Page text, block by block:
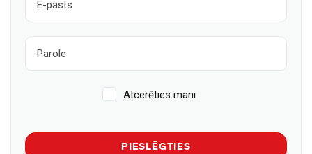
Atcerēties mani
PIESLĒGTIES